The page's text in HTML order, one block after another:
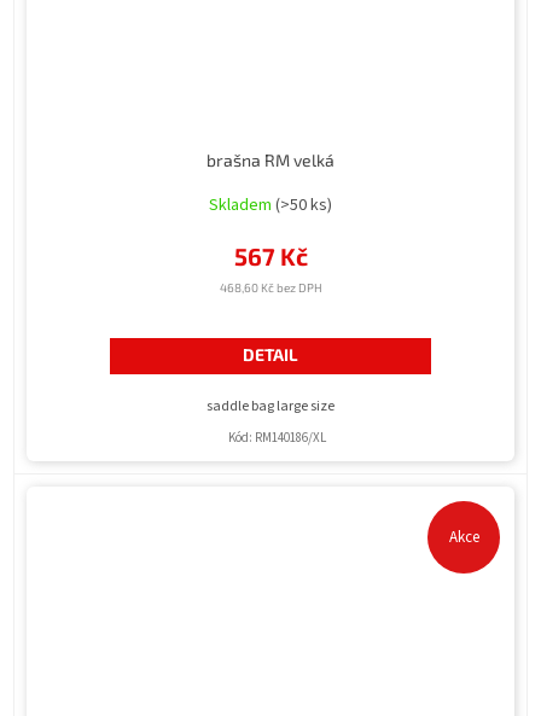
brašna RM velká
Skladem (>50 ks)
468,60 Kč bez DPH
567 Kč
DETAIL
saddle bag large size
Kód: RM140186/XL
Akce